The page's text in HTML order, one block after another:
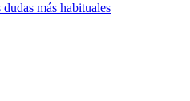
más habituales